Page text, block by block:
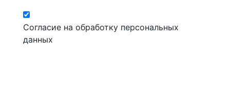
Согласие на обработку персональных
данных